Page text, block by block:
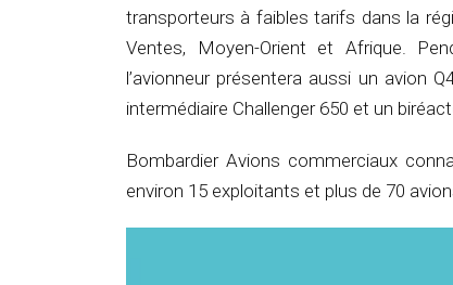
transporteurs à faibles tarifs dans la
Ventes, Moyen-Orient et Afrique.
l’avionneur présentera aussi un avion
intermédiaire Challenger 650 et un
Bombardier Avions commerciaux
environ 15 exploitants et plus de 70